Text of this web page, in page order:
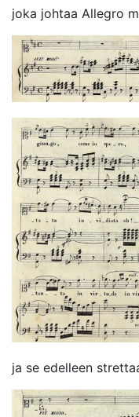
joka johtaa Allegro
ja se edelleen